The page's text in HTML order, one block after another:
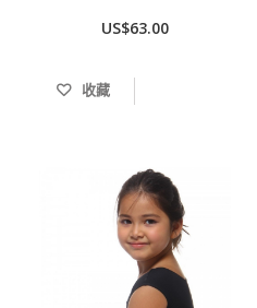
US$63.00
收藏